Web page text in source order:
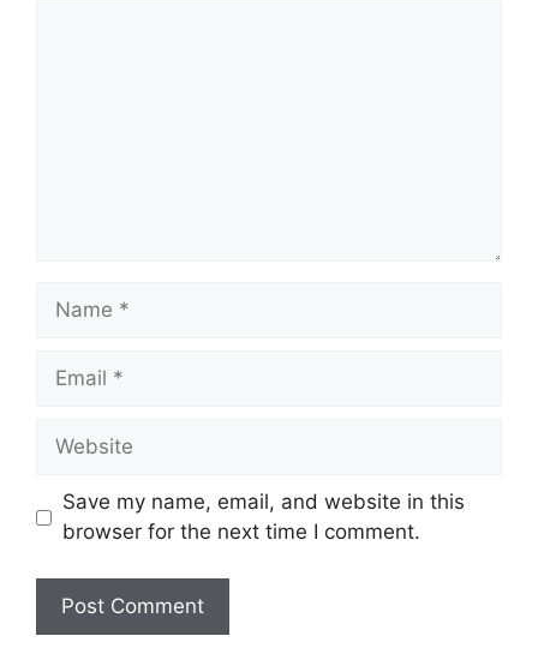
Name
Email
Website
Save my name, email, and website in this
browser for the next time I comment.